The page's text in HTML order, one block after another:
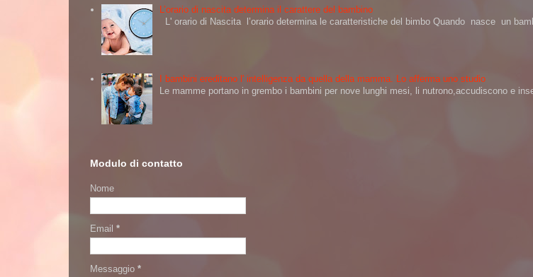
L’orario di nascita determina il carattere del bambino
L' orario di Nascita l’orario determina le caratteristiche del bimbo Quando nasce un
I bambini ereditano l' intelligenza da quella della mamma. Lo afferma uno studio
Le mamme portano in grembo i bambini per nove lunghi mesi, li nutrono,accudiscono e
Modulo di contatto
Nome
Email *
Messaggio *